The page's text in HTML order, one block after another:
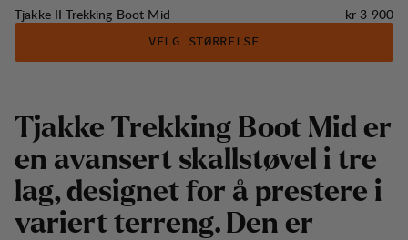
Tjakke II Trekking Boot Mid Pris:
kr 3 900
VELG STØRRELSE
Tjakke Trekking Boot Mid er
en avansert skallstøvel i tre
lag, designet for å prestere i
variert terreng. Den er